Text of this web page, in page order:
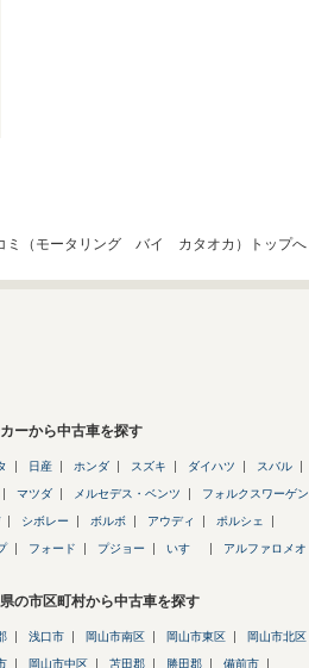
ミ（モータリング バイ カタオカ）トップへ
ーから中古車を探す
日産 ホンダ スズキ ダイハツ スバル
マツダ メルセデス・ベンツ フォルクスワーゲン
シボレー ボルボ アウディ ポルシェ
フォード プジョー いすゞ アルファロメオ
の市区町村から中古車を探す
浅口市 岡山市南区 岡山市東区 岡山市北区
岡山市中区 苫田郡 勝田郡 備前市